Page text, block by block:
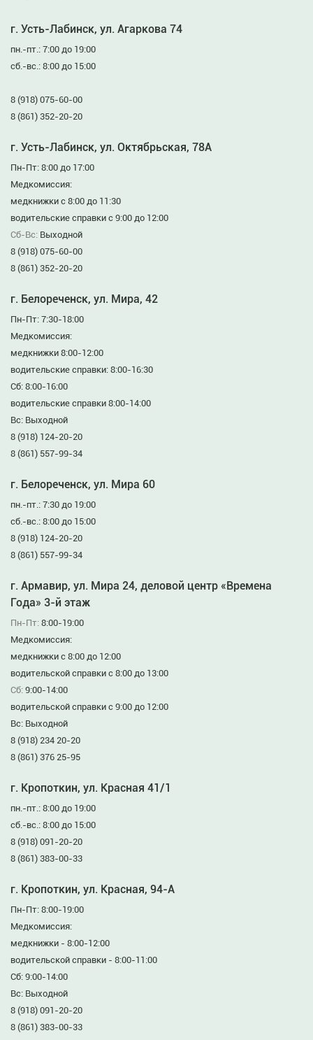
г. Усть-Лабинск, ул. Агаркова 74
пн.-пт.: 7:00 до 19:00
сб.-вс.: 8:00 до 15:00
8 (918) 075-60-00
8 (861) 352-20-20
г. Усть-Лабинск, ул. Октябрьская, 78А
Пн-Пт: 8:00 до 17:00
Медкомиссия:
медкнижки с 8:00 до 11:30
водительские справки с 9:00 до 12:00
Сб-Вс: Выходной
8 (918) 075-60-00
8 (861) 352-20-20
г. Белореченск, ул. Мира, 42
Пн-Пт: 7:30-18:00
Медкомиссия:
медкнижки 8:00-12:00
водительские справки: 8:00-16:30
Сб: 8:00-16:00
водительские справки 8:00-14:00
Вс: Выходной
8 (918) 124-20-20
8 (861) 557-99-34
г. Белореченск, ул. Мира 60
пн.-пт.: 7:30 до 19:00
сб.-вс.: 8:00 до 15:00
8 (918) 124-20-20
8 (861) 557-99-34
г. Армавир, ул. Мира 24, деловой центр «Времена
Года» 3-й этаж
Пн-Пт: 8:00-19:00
Медкомиссия:
медкнижки с 8:00 до 12:00
водительской справки с 8:00 до 13:00
Сб: 9:00-14:00
водительской справки с 9:00 до 12:00
Вс: Выходной
8 (918) 234 20-20
8 (861) 376 25-95
г. Кропоткин, ул. Красная 41/1
пн.-пт.: 8:00 до 19:00
сб.-вс.: 8:00 до 15:00
8 (918) 091-20-20
8 (861) 383-00-33
г. Кропоткин, ул. Красная, 94-А
Пн-Пт: 8:00-19:00
Медкомиссия:
медкнижки - 8:00-12:00
водительской справки - 8:00-11:00
Сб: 9:00-14:00
Вс: Выходной
8 (918) 091-20-20
8 (861) 383-00-33